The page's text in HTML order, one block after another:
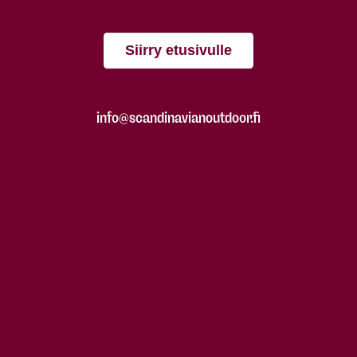
Siirry etusivulle
info@scandinavianoutdoor.fi